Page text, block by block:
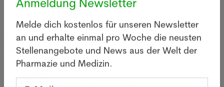
Letzte News
Legionellen: Wie gefährlich
Anmeldung Newsletter
Melde dich kostenlos für unseren Newsletter
an und erhalte einmal pro Woche die neusten
Stellenangebote und News aus der Welt der